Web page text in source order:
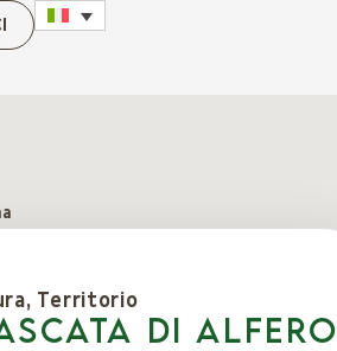
, Territorio
DI ALFERO